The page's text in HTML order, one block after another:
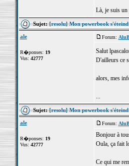
Là, je suis
Sujet:[resolu] Mon powerbook
ale
R�ponses: 19
Vus: 42777
Forum:
Salut
D'ailleurs ce
alors, mes
...
Sujet:[resolu] Mon powerbook
ale
R�ponses: 19
Vus: 42777
Forum:
Bonjour à
Oula, ça fait
Ce qui me